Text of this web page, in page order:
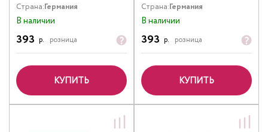
Страна:Германия
В наличии
393 р. розница
КУПИТЬ
Страна:Германия
В наличии
393 р. розница
КУПИТЬ